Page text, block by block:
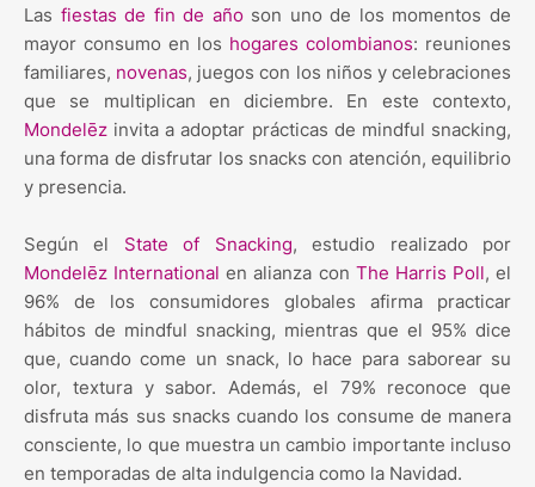
Las fiestas de fin de añoson uno de los momentos de
mayor consumo en los hogares colombianos: reuniones
familiares, novenas, juegos con los niños y celebraciones
que se multiplican en diciembre. En este contexto,
Mondelēz invita a adoptar prácticas de mindful snacking,
una forma de disfrutar los snacks con atención, equilibrio
y presencia.
Según el State of Snacking, estudio realizado por
Mondelēz International en alianza con The Harris Poll, el
96% de los consumidores globales afirma practicar
hábitos de mindful snacking, mientras que el 95% dice
que, cuando come un snack, lo hace para saborear su
olor, textura y sabor. Además, el 79% reconoce que
disfruta más sus snacks cuando los consume de manera
consciente, lo que muestra un cambio importante incluso
en temporadas de alta indulgencia como la Navidad.